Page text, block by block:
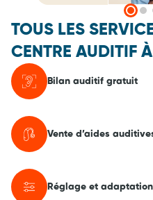
TOUS LES
CENTRE AUDITIF
Bilan auditif gratuit
Vente d’aides
Réglage et